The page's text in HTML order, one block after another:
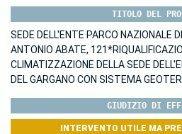
TITOLO DEL
SEDE DELL'ENTE PARCO NAZIONALE
ANTONIO ABATE,
CLIMATIZZAZIONE DELLA SEDE
DEL GARGANO CON SISTEMA
GIUDIZIO DI
INTERVENTO UTILE MA